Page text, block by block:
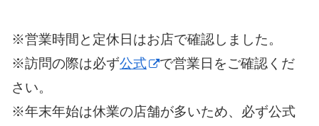
※営業時間と定休日はお店で確認しました。
※訪問の際は必ず公式
で営業日をご確認くだ
さい。
※年末年始は休業の店舗が多いため、必ず公式